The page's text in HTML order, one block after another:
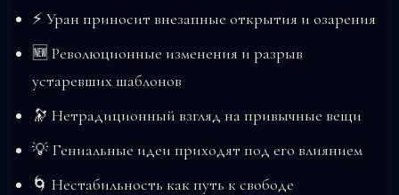
⚡ Уран приносит внезапные открытия и озарения
🆕 Революционные изменения и разрыв
устаревших шаблонов
🔭 Нетрадиционный взгляд на привычные вещи
💡 Гениальные идеи приходят под его влиянием
🌀 Нестабильность как путь к свободе